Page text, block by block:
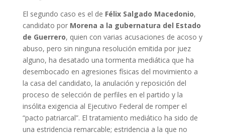
El segundo caso es el de Félix Salgado Macedonio,
candidato por Morena a la gubernatura del Estado
de Guerrero, quien con varias acusaciones de acoso y
abuso, pero sin ninguna resolución emitida por juez
alguno, ha desatado una tormenta mediática que ha
desembocado en agresiones físicas del movimiento a
la casa del candidato, la anulación y reposición del
proceso de selección de perfiles en el partido y la
insólita exigencia al Ejecutivo Federal de romper el
“pacto patriarcal”. El tratamiento mediático ha sido de
una estridencia remarcable; estridencia a la que no